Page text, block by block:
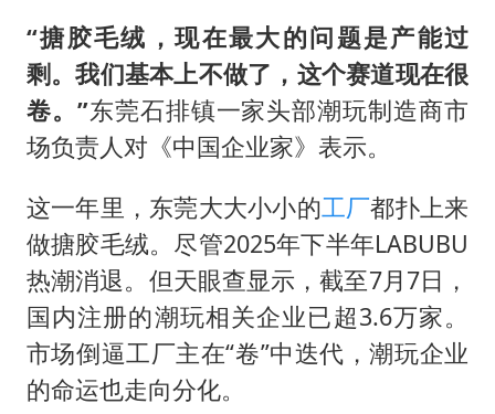
“搪胶毛绒，现在最大的问题是产能过
剩。我们基本上不做了，这个赛道现在很
卷。”东莞石排镇一家头部潮玩制造商市
场负责人对《中国企业家》表示。
这一年里，东莞大大小小的工厂都扑上来
做搪胶毛绒。尽管2025年下半年LABUBU
热潮消退。但天眼查显示，截至7月7日，
国内注册的潮玩相关企业已超3.6万家。
市场倒逼工厂主在“卷”中迭代，潮玩企业
的命运也走向分化。